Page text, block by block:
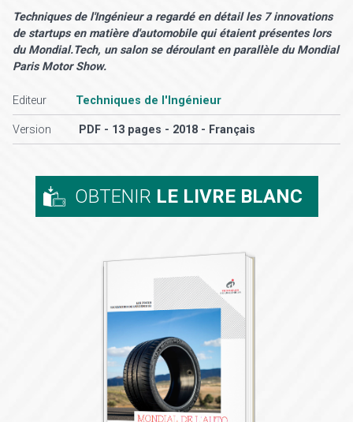
Techniques de l'Ingénieur a regardé en détail les 7 innovations
de startups en matière d'automobile qui étaient présentes lors
du Mondial.Tech, un salon se déroulant en parallèle du Mondial
Paris Motor Show.
Editeur Techniques de l'Ingénieur
Version PDF - 13 pages - 2018 - Français
OBTENIR LE LIVRE BLANC